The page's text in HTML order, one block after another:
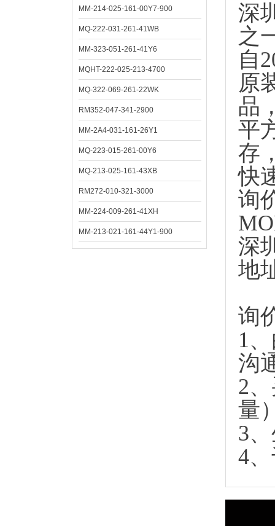
MM-214-025-161-00Y7-900
MQ-222-031-261-41WB
MM-323-051-261-41Y6
MQHT-222-025-213-4700
MQ-322-069-261-22WK
RM352-047-341-2900
MM-2A4-031-161-26Y1
MQ-223-015-261-00Y6
MQ-213-025-161-43XB
RM272-010-321-3000
MM-224-009-261-41XH
MM-213-021-161-44Y1-900
深
之
自
原
品
平
存
快
询
深
地
询
1
沟
2
量
3
4